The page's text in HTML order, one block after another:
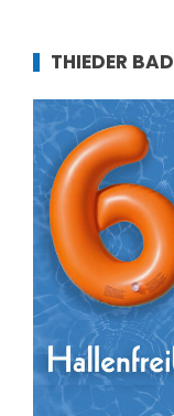
THIEDER BAD